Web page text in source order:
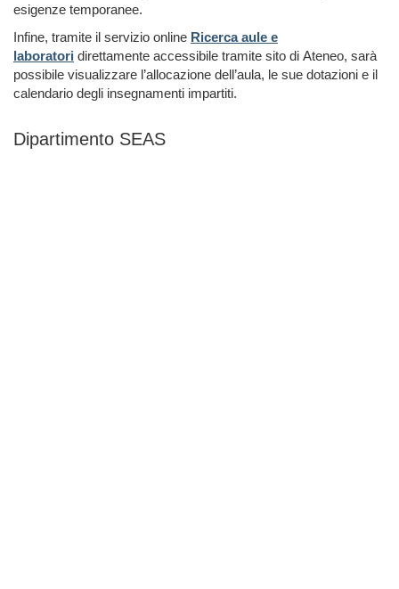
esigenze temporanee.
Infine, tramite il servizio online Ricerca aule e
laboratori direttamente accessibile tramite sito di Ateneo, sarà
possibile visualizzare l’allocazione dell’aula, le sue dotazioni e il
calendario degli insegnamenti impartiti.
Dipartimento SEAS